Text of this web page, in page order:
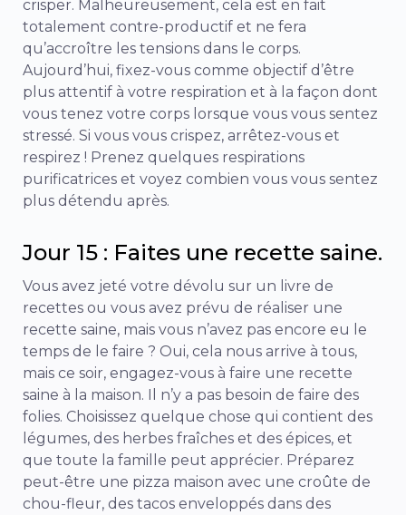
crisper. Malheureusement, cela est en fait
totalement contre-productif et ne fera
qu’accroître les tensions dans le corps.
Aujourd’hui, fixez-vous comme objectif d’être
plus attentif à votre respiration et à la façon dont
vous tenez votre corps lorsque vous vous sentez
stressé. Si vous vous crispez, arrêtez-vous et
respirez ! Prenez quelques respirations
purificatrices et voyez combien vous vous sentez
plus détendu après.
Jour 15 : Faites une recette saine.
Vous avez jeté votre dévolu sur un livre de
recettes ou vous avez prévu de réaliser une
recette saine, mais vous n’avez pas encore eu le
temps de le faire ? Oui, cela nous arrive à tous,
mais ce soir, engagez-vous à faire une recette
saine à la maison. Il n’y a pas besoin de faire des
folies. Choisissez quelque chose qui contient des
légumes, des herbes fraîches et des épices, et
que toute la famille peut apprécier. Préparez
peut-être une pizza maison avec une croûte de
chou-fleur, des tacos enveloppés dans des